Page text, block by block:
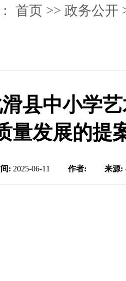
首页 >> 政务公开
县中小学
量发展的提
: 2025-06-11 作者: 来源: